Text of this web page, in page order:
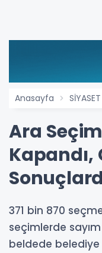
Anasayfa SİYASET
Ara
Kapandı,
371 bin 870
seçimlerde
beldede belediye